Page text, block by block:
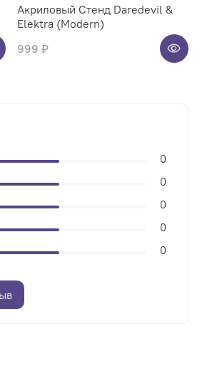
Акриловый Стенд Daredevil &
Elektra (Modern)
999 ₽
0
0
0
0
0